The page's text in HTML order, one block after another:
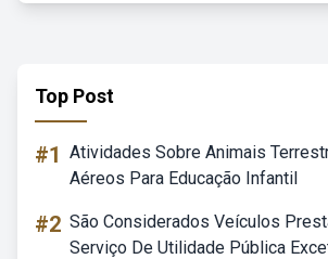
Top Post
#1 Atividades Sobre Animais
Aéreos Para Educação Infantil
#2 São Considerados Veículos
Serviço De Utilidade Pública